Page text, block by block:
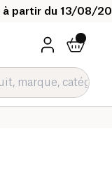
à partir du 13/08/